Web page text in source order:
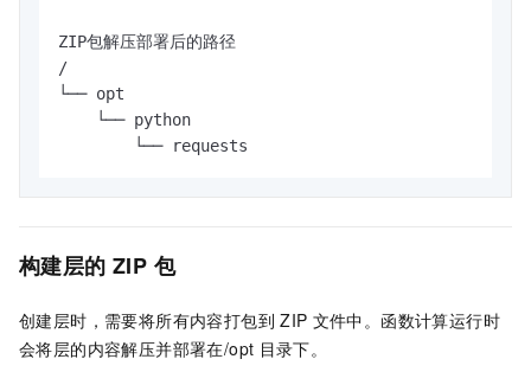
ZIP包解压部署后的路径
/
└── opt
    └── python
        └── requests
构建层的 ZIP 包
创建层时，需要将所有内容打包到 ZIP 文件中。 函数计算运行时
会将层的内容解压并部署在/opt 目录下。